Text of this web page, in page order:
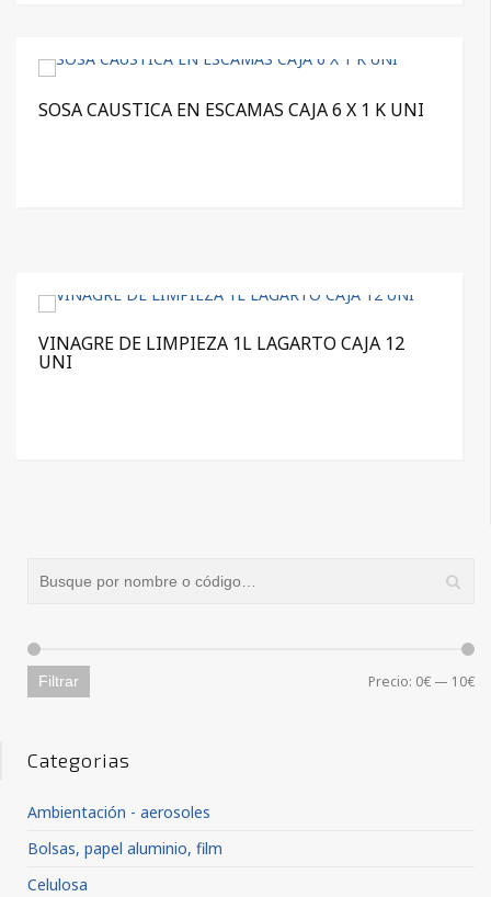
SOSA CAUSTICA EN ESCAMAS CAJA 6 X 1 K UNI
VINAGRE DE LIMPIEZA 1L LAGARTO CAJA 12
UNI
Filtrar Precio: 0€ — 10€
Categorias
Ambientación - aerosoles
Bolsas, papel aluminio, film
Celulosa